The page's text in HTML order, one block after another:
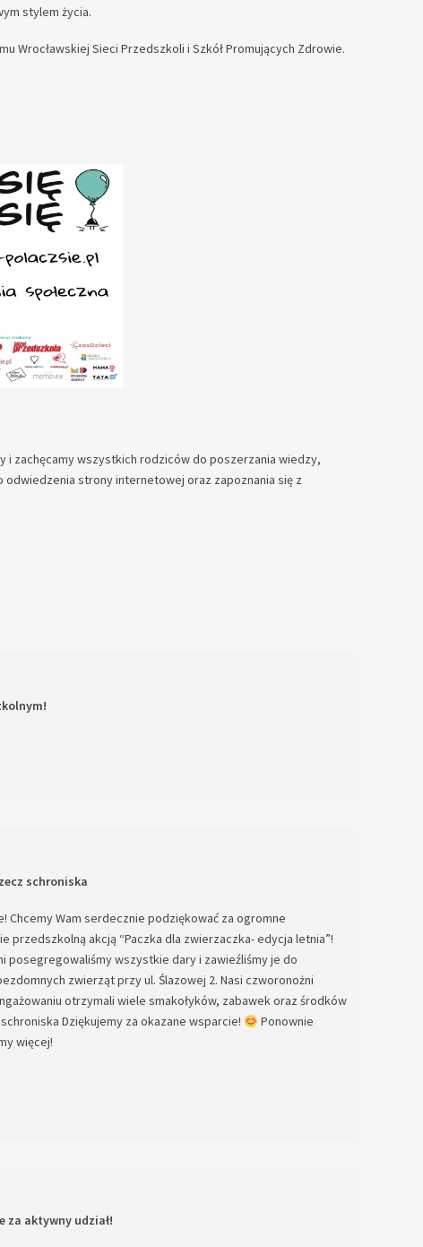
stylem życia.
Sieci Przedszkoli i Szkół Promujących Zdrowie.
i zachęcamy wszystkich rodziców do poszerzania wiedzy,
odwiedzenia strony internetowej oraz zapoznania się z
schroniska
Chcemy Wam serdecznie podziękować za ogromne
przedszkolną akcją “Paczka dla zwierzaczka- edycja letnia”!
posegregowaliśmy wszystkie dary i zawieźliśmy je do
zwierząt przy ul. Ślazowej 2. Nasi czworonożni
otrzymali wiele smakołyków, zabawek oraz środków
Dziękujemy za okazane wsparcie!
Ponownie
możemy więcej!
za aktywny udział!